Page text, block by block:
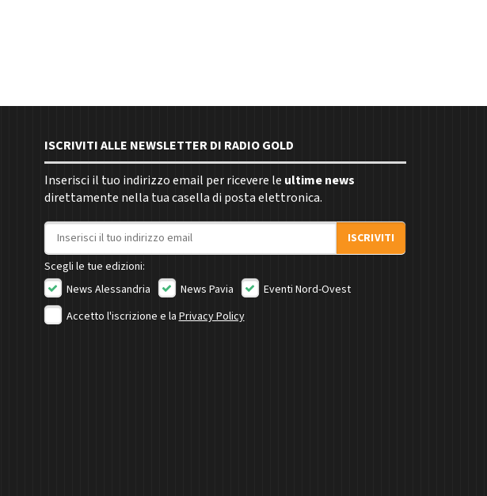
ISCRIVITI ALLE NEWSLETTER DI RADIO GOLD
Inserisci il tuo indirizzo email per ricevere le ultime news
direttamente nella tua casella di posta elettronica.
Indirizzo email
ISCRIVITI
Scegli le tue edizioni:
News Alessandria
News Pavia
Eventi Nord-Ovest
Accetto l'iscrizione e la Privacy Policy